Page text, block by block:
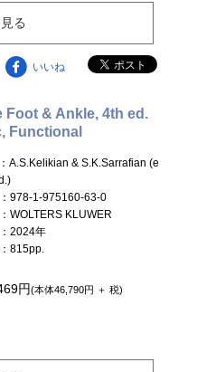
る
いいね
& Ankle, 4th ed.
Functional
：A.S.Kelikian & S.K.Sarrafian (e
：978-1-975160-63-0
：WOLTERS KLUWER
：2024年
：815pp.
円(本体46,790円 ＋ 税)